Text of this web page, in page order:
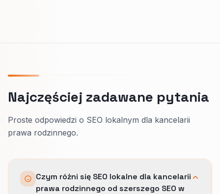
Najczęściej zadawane pytania
Proste odpowiedzi o SEO lokalnym dla kancelarii
prawa rodzinnego.
Czym różni się SEO lokalne dla kancelarii
prawa rodzinnego od szerszego SEO w